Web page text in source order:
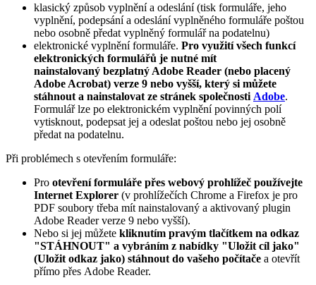
klasický způsob vyplnění a odeslání (tisk formuláře, jeho
vyplnění, podepsání a odeslání vyplněného formuláře poštou
nebo osobně předat vyplněný formulář na podatelnu)
elektronické vyplnění formuláře. Pro využití všech funkcí
elektronických formulářů je nutné mít
nainstalovaný bezplatný Adobe Reader (nebo placený
Adobe Acrobat) verze 9 nebo vyšší, který si můžete
stáhnout a nainstalovat ze stránek společnosti Adobe.
Formulář lze po elektronickém vyplnění povinných polí
vytisknout, podepsat jej a odeslat poštou nebo jej osobně
předat na podatelnu.
Při problémech s otevřením formuláře:
Pro otevření formuláře přes webový prohlížeč používejte
Internet Explorer (v prohlížečích Chrome a Firefox je pro
PDF soubory třeba mít nainstalovaný a aktivovaný plugin
Adobe Reader verze 9 nebo vyšší).
Nebo si jej můžete kliknutím pravým tlačítkem na odkaz
"STÁHNOUT" a vybráním z nabídky "Uložit cíl jako"
(Uložit odkaz jako) stáhnout do vašeho počítače a otevřít
přímo přes Adobe Reader.